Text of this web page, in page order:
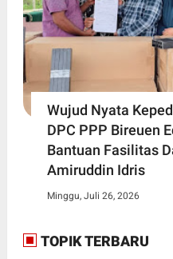
Wujud Nyata
DPC PPP Bireuen
Bantuan Fasilitas
Amiruddin Idris
Minggu, Juli 26, 2026
TOPIK TERBARU